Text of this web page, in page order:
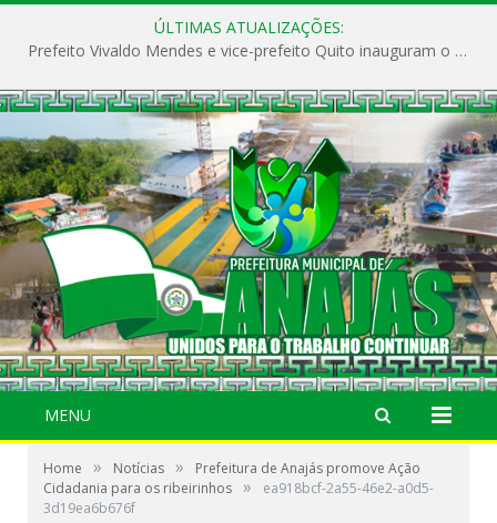
ÚLTIMAS ATUALIZAÇÕES:
Prefeito Vivaldo Mendes e vice-prefeito Quito inauguram o CAPS e fortalecem a saúde pública em Anajás.
MENU
Home » Notícias »
Prefeitura de Anajás promove Ação
Cidadania para os ribeirinhos »
ea918bcf-2a55-46e2-a0d5-
3d19ea6b676f